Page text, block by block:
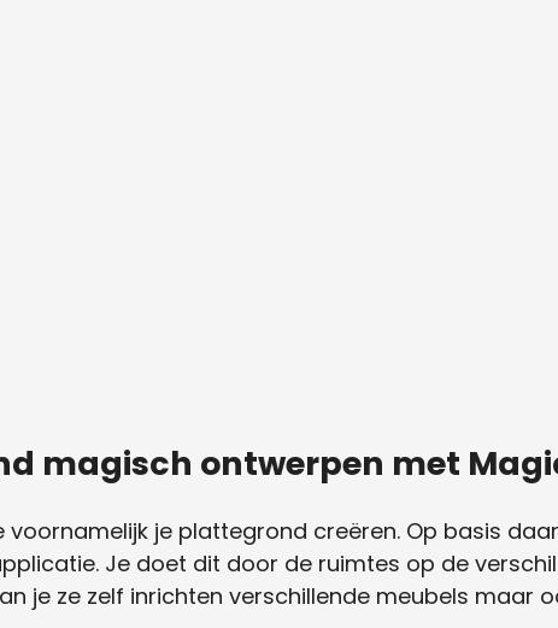
magisch ontwerpen met
voornamelijk je plattegrond creëren. Op basis
Je doet dit door de ruimtes op de
je ze zelf inrichten verschillende meubels maar